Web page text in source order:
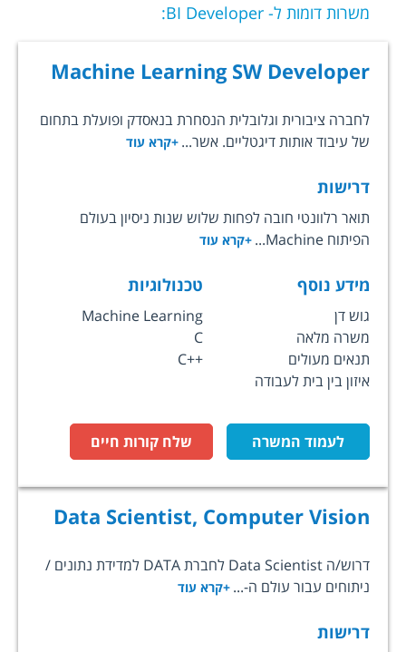
משרות דומות ל- BI Developer
:
Machine Learning SW Developer
לחברה ציבורית וגלובלית הנסחרת בנאסדק ופועלת בתחום
של עיבוד אותות דיגטליים. אשר... +קרא עוד
דרישות
תואר רלוונטי חובה לפחות שלוש שנות ניסיון בעולם
הפיתוח Machine...
+קרא עוד
מידע נוסף
גוש דן
משרה מלאה
תנאים מעולים
איזון בין בית לעבודה
טכנולוגיות
Machine Learning
C
C++
לעמוד המשרה שלח קורות חיים
Data Scientist, Computer Vision
דרוש/ה Data Scientist לחברת DATA למדידת נתונים /
ניתוחים עבור עולם ה-... +קרא עוד
דרישות